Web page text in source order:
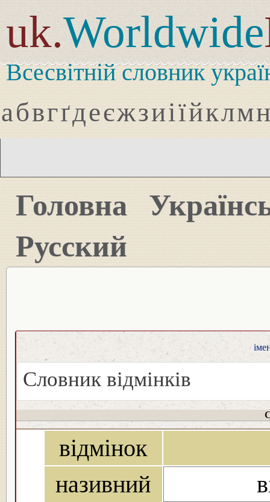
uk.Worldwide
Всесвітній словник
абвгґдеєжзиіїйклмн
Головна
Русский
Словник відмінків
відмінок
називний